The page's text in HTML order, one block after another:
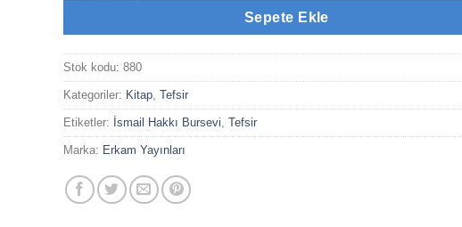
Sepete Ekle
Stok kodu:880
Kategoriler: Kitap ,Tefsir
Etiketler: İsmail Hakkı Bursevi ,Tefsir
Marka: Erkam Yayınları